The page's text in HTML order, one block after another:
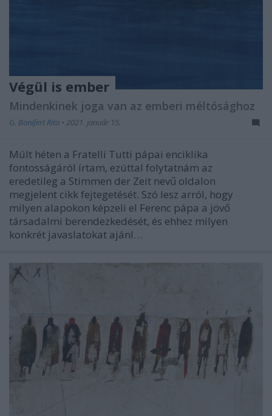
Végül is ember
Mindenkinek joga van az emberi méltósághoz
G. Bonifert Rita • 2021. január 15.
Múlt héten a Fratelli Tutti pápai enciklika
fontosságáról írtam, ezúttal folytatnám az
eredetileg a Stimmen der Zeit nevű oldalon
megjelent cikk fejtegetését. Szó lesz arról, hogy
milyen alapokon képzeli el Ferenc pápa a jövő
társadalmi berendezkedését, és ehhez milyen
konkrét javaslatokat ajánl…